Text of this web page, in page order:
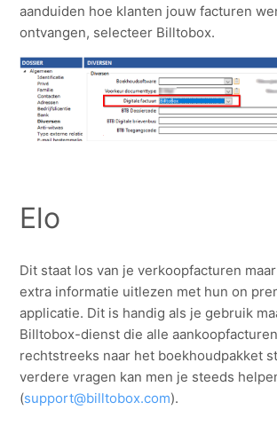
aanduiden hoe klanten jouw facturen
ontvangen, selecteer Billtobox.
Elo
Dit staat los van je verkoopfacturen
extra informatie uitlezen met hun on
applicatie. Dit is handig als je gebruik
Billtobox-dienst die alle
rechtstreeks naar het boekhoudpakket
verdere vragen kan men je steeds
(support@billtobox.com).